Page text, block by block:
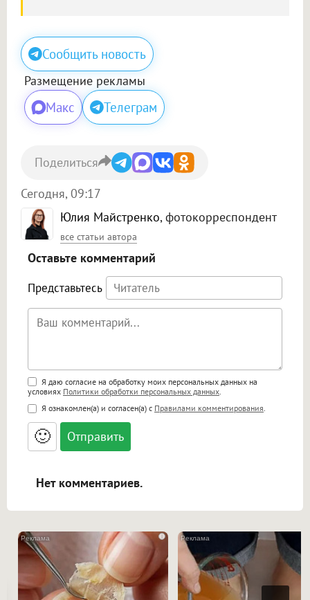
Сообщить новость
Размещение рекламы
Макс Телеграм
Юлия Майстренко, фотокорреспондент
все статьи автора
Сегодня, 09:17
Поделиться
Оставьте комментарий
Представьтесь
Поддержка HTML
<b>, <strong>, <u>, <i>, <em>, <s>, <big>,
<small>, <sup>, <sub>, <pre>, <ul>, <ol>, <li>,
<blockquote>, <code> экранирует HTML,
адреса URL автоматически становятся
ссылками, и [img]адрес[/img] будет
Я даю согласие на обработку моих персональных данных на
условиях Политики обработки персональных данных.
Я ознакомлен(а) и согласен(а) с Правилами комментирования.
🙂
Нет комментариев.
i